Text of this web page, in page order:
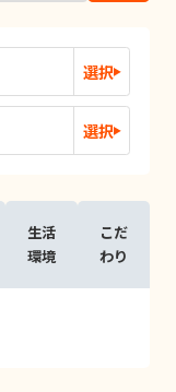
選択
選択
生活
環境
こだ
わり